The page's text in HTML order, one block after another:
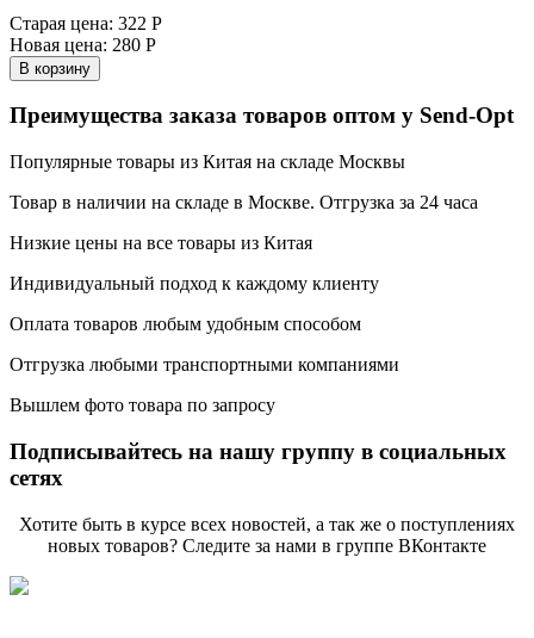
Старая цена: 322 Р
Новая цена: 280 Р
В корзину
Преимущества заказа товаров оптом у Send-Opt
Популярные товары из Китая на складе Москвы
Товар в наличии на складе в Москве. Отгрузка за 24 часа
Низкие цены на все товары из Китая
Индивидуальный подход к каждому клиенту
Оплата товаров любым удобным способом
Отгрузка любыми транспортными компаниями
Вышлем фото товара по запросу
Подписывайтесь на нашу группу в социальных
сетях
Хотите быть в курсе всех новостей, а так же о поступлениях
новых товаров? Следите за нами в группе ВКонтакте